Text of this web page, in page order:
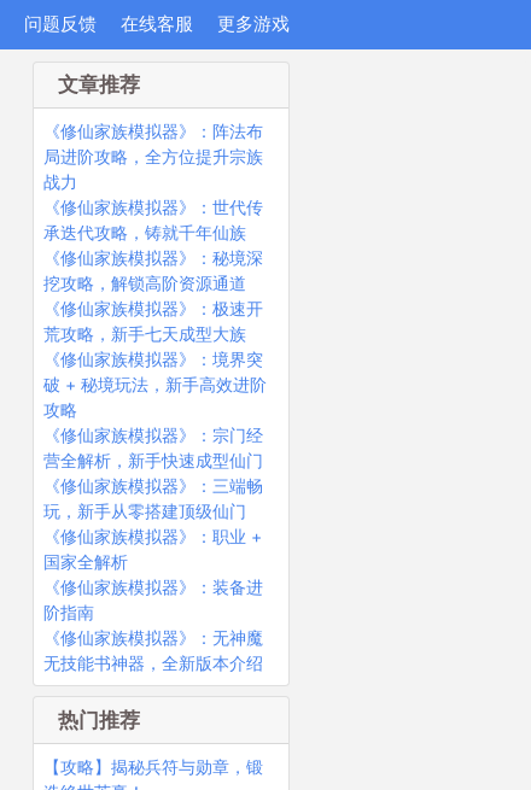
问题反馈 在线客服 更多游戏
文章推荐
《修仙家族模拟器》：阵法布
局进阶攻略，全方位提升宗族
战力
《修仙家族模拟器》：世代传
承迭代攻略，铸就千年仙族
《修仙家族模拟器》：秘境深
挖攻略，解锁高阶资源通道
《修仙家族模拟器》：极速开
荒攻略，新手七天成型大族
《修仙家族模拟器》：境界突
破 + 秘境玩法，新手高效进阶
攻略
《修仙家族模拟器》：宗门经
营全解析，新手快速成型仙门
《修仙家族模拟器》：三端畅
玩，新手从零搭建顶级仙门
《修仙家族模拟器》：职业 +
国家全解析
《修仙家族模拟器》：装备进
阶指南
《修仙家族模拟器》：无神魔
无技能书神器，全新版本介绍
热门推荐
【攻略】揭秘兵符与勋章，锻